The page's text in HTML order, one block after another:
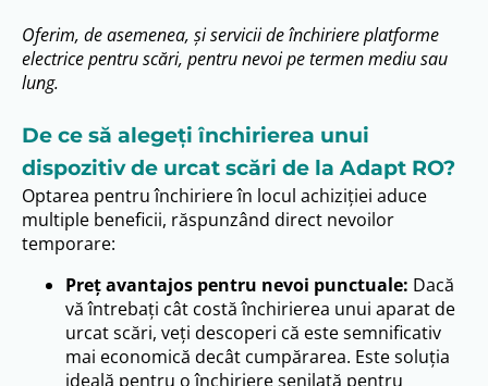
Oferim, de asemenea, și servicii de închiriere platforme
electrice pentru scări, pentru nevoi pe termen mediu sau
lung.
De ce să alegeți închirierea unui
dispozitiv de urcat scări de la Adapt RO?
Optarea pentru închiriere în locul achiziției aduce
multiple beneficii, răspunzând direct nevoilor
temporare:
Preț avantajos pentru nevoi punctuale: Dacă
vă întrebați cât costă închirierea unui aparat de
urcat scări, veți descoperi că este semnificativ
mai economică decât cumpărarea. Este soluția
ideală pentru o închiriere șenilată pentru